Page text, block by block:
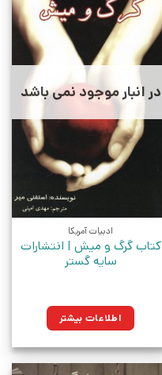
در انبار موجود نمی باشد
ادبیات آمریکا
کتاب گرگ و میش | انتشارات
سایه گستر
اطلاعات بیشتر